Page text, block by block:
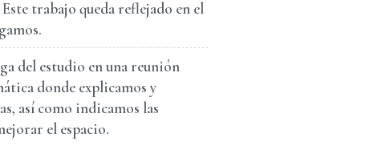
trabajo queda reflejado en el
del estudio en una reunión
donde explicamos y
así como indicamos las
el espacio.